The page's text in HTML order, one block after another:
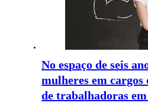
No espaço de seis
mulheres em cargos
de trabalhadoras